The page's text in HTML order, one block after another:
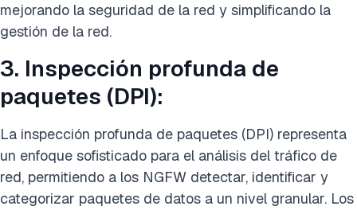
mejorando la seguridad de la red y simplificando la
gestión de la red.
3. Inspección profunda de
paquetes (DPI):
La inspección profunda de paquetes (DPI) representa
un enfoque sofisticado para el análisis del tráfico de
red, permitiendo a los NGFW detectar, identificar y
categorizar paquetes de datos a un nivel granular. Los